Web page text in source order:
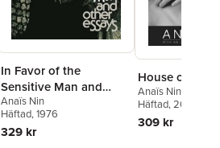
In Favor of the
Sensitive Man and
Other Essays
Anaïs Nin
Häftad, 1976
329 kr
House of
Anaïs Nin
Häftad, 2020
309 kr